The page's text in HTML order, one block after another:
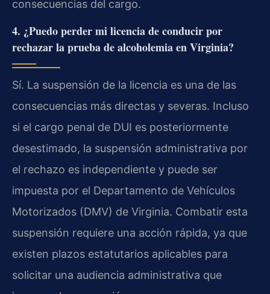
consecuencias del cargo.
4. ¿Puedo perder mi licencia de conducir por
rechazar la prueba de alcoholemia en Virginia?
Sí. La suspensión de la licencia es una de las
consecuencias más directas y severas. Incluso
si el cargo penal de DUI es posteriormente
desestimado, la suspensión administrativa por
el rechazo es independiente y puede ser
impuesta por el Departamento de Vehículos
Motorizados (DMV) de Virginia. Combatir esta
suspensión requiere una acción rápida, ya que
existen plazos estatutarios aplicables para
solicitar una audiencia administrativa que